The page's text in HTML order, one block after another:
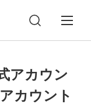
アカウン
カウント